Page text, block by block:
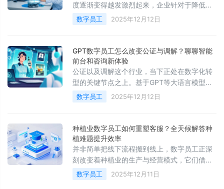
度逐渐变得越发激烈起来，企业针对于降低成
本以及提高效率，还有精准地服务客户这几个
方面的需求，变得越发急切紧迫起来。
数字员工 2025年12月12日
GPT数字员工怎么改变公证与调解？聊聊智能
前台和咨询新体验
公证以及调解这个行业，当下正处在数字化转
型的关键节点之上。基于GPT等大语言模型所
构建而成的数字员工，如今已经不再只是一个
概念了，而是成为了一种新生产力
数字员工 2025年12月12日
种植业数字员工如何重塑客服？全天候解答种
植难题提升效率
并非简单把线下流程搬到线上，数字员工正深
刻改变着种植业的生产与经营模式，它们借由
数据与智能技术，重塑了从田间管理到客户服
务的全链条。其中
数字员工 2025年12月11日